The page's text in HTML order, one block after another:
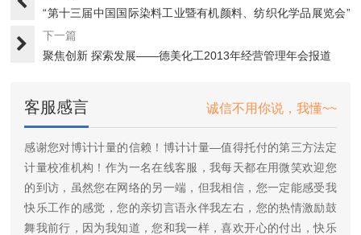
“第十三届中国国际染料工业暨有机颜料、纺织化学品展览会”
报道
下一篇
聚焦创新 探索发展——德美化工2013年经营管理年会报道
客服感言 诚信不用你说，我懂~~
感谢您对博计计量的信赖！博计计量—值得托付的第三方法定
计量校准机构！作为一名在线客服，我每天都在用微笑欢迎您
的到访，虽然您在网络的另一端，但我相信，您一定能感受我
快乐工作的感觉，您的亲切言语永伴我左右，您的热情激励鼓
舞我前行，因为我知道，您和我一样，喜欢开心的付出，快乐